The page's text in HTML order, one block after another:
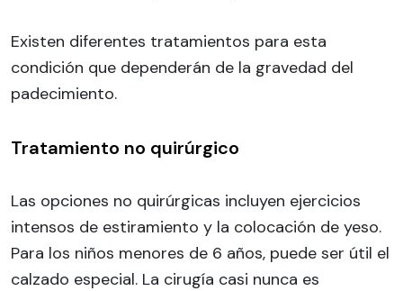
Existen diferentes tratamientos para esta
condición que dependerán de la gravedad del
padecimiento.
Tratamiento no quirúrgico
Las opciones no quirúrgicas incluyen ejercicios
intensos de estiramiento y la colocación de yeso.
Para los niños menores de 6 años, puede ser útil el
calzado especial. La cirugía casi nunca es